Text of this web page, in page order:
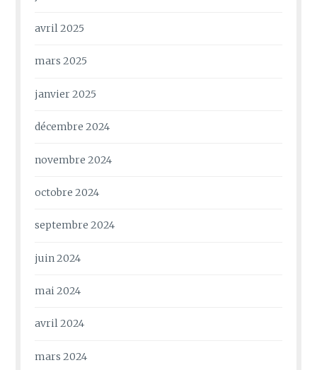
avril 2025
mars 2025
janvier 2025
décembre 2024
novembre 2024
octobre 2024
septembre 2024
juin 2024
mai 2024
avril 2024
mars 2024